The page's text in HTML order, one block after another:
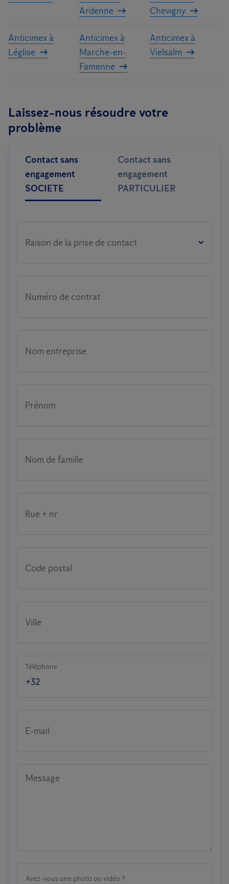
Ardenne
Chevigny
Anticimex à
Léglise
Anticimex à
Marche-en-
Famenne
Anticimex à
Vielsalm
Laissez-nous résoudre votre
problème
Contact sans
engagement
SOCIETE
Contact sans
engagement
PARTICULIER
Raison de la prise de contact
Numéro de contrat
Nom entreprise
Prénom
Nom de famille
Rue + nr
Code postal
Ville
Téléphone
E-mail
Message
Avez-vous une photo ou vidéo ?